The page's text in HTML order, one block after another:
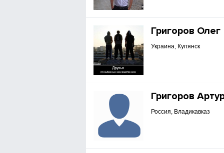
Григоров Олег
Украина, Купянск
Григоров
Россия, Владикавказ